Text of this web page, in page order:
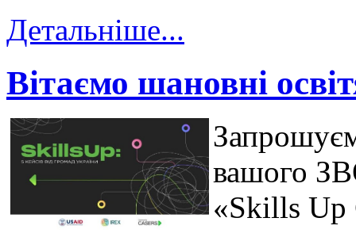
Детальніше...
Вітаємо шановні
вашого
«Skills Up